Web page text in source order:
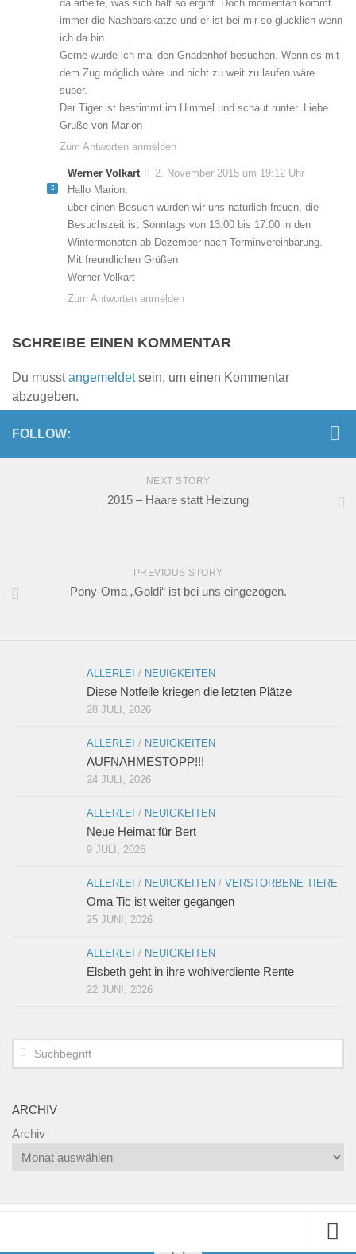
da arbeite, was sich halt so ergibt. Doch momentan kommt
immer die Nachbarskatze und er ist bei mir so glücklich wenn
ich da bin.
Gerne würde ich mal den Gnadenhof besuchen. Wenn es mit
dem Zug möglich wäre und nicht zu weit zu laufen wäre
super.
Der Tiger ist bestimmt im Himmel und schaut runter. Liebe
Grüße von Marion
Zum Antworten anmelden
Werner Volkart
2. November 2015 um 19:12 Uhr
Hallo Marion,
über einen Besuch würden wir uns natürlich freuen, die
Besuchszeit ist Sonntags von 13:00 bis 17:00 in den
Wintermonaten ab Dezember nach Terminvereinbarung.
Mit freundlichen Grüßen
Werner Volkart
Zum Antworten anmelden
SCHREIBE EINEN KOMMENTAR
Du musstangemeldetsein, um einen Kommentar
abzugeben.
FOLLOW:
NEXT STORY
2015 – Haare statt Heizung
PREVIOUS STORY
Pony-Oma „Goldi“ ist bei uns eingezogen.
ALLERLEI / NEUIGKEITEN
Diese Notfelle kriegen die letzten Plätze
28 JULI, 2026
ALLERLEI / NEUIGKEITEN
AUFNAHMESTOPP!!!
24 JULI, 2026
ALLERLEI / NEUIGKEITEN
Neue Heimat für Bert
9 JULI, 2026
ALLERLEI / NEUIGKEITEN / VERSTORBENE TIERE
Oma Tic ist weiter gegangen
25 JUNI, 2026
ALLERLEI / NEUIGKEITEN
Elsbeth geht in ihre wohlverdiente Rente
22 JUNI, 2026
ARCHIV
Archiv